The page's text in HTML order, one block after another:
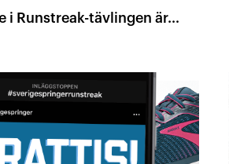
i Runstreak-tävlingen är…